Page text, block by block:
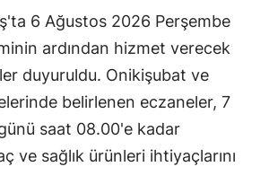
6 Ağustos 2026 Perşembe
ardından hizmet verecek
duyuruldu. Onikişubat ve
belirlenen eczaneler, 7
saat 08.00'e kadar
ve sağlık ürünleri ihtiyaçlarını